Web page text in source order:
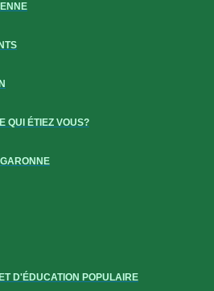
QUI ÉTIEZ VOUS?
D'ÉDUCATION POPULAIRE